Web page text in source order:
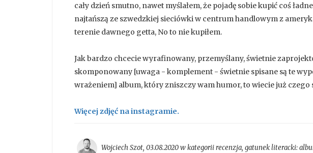
cały dzień smutno, nawet myślałem, że pojadę sobie kupić coś
najtańszą ze szwedzkiej sieciówki w centrum handlowym z
terenie dawnego getta, No to nie kupiłem.
Jak bardzo chcecie wyrafinowany, przemyślany, świetnie
skomponowany [uwaga - komplement - świetnie spisane są te
wrażeniem] album, który zniszczy wam humor, to wiecie już czego
Więcej zdjęć na instagramie.
Wojciech Szot, 03.08.2020 w kategoriirecenzja, gatunek literacki: